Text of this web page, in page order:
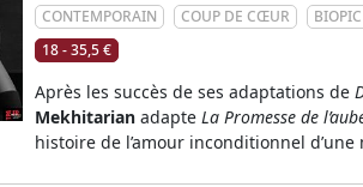
CONTEMPORAIN
COUP DE CŒUR BIOPIC
18 - 35,5 €
Après les succès de ses adaptations de
Mekhitarian adapte La Promesse de
histoire de l’amour inconditionnel